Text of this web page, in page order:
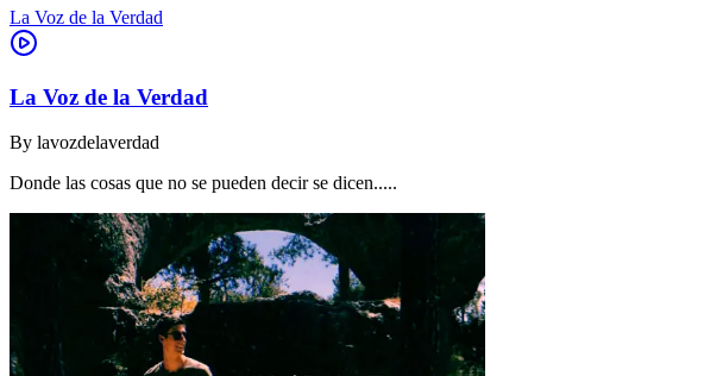
La Voz de la Verdad
La Voz de la Verdad
By lavozdelaverdad
Donde las cosas que no se pueden decir se dicen.....